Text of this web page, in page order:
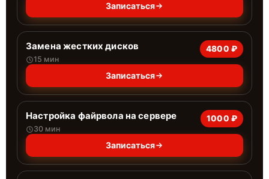
Записаться
Замена жестких дисков
15 мин
4800 ₽
Записаться
Настройка файрвола на сервере
30 мин
1000 ₽
Записаться